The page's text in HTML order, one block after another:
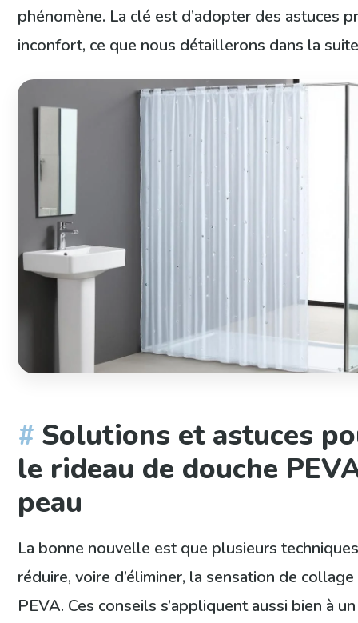
phénomène. La clé est d’adopter des astuces
inconfort, ce que nous détaillerons dans la
Solutions et astuces
le rideau de douche
peau
La bonne nouvelle est que plusieurs
réduire, voire d’éliminer, la sensation de
PEVA. Ces conseils s’appliquent aussi bien à